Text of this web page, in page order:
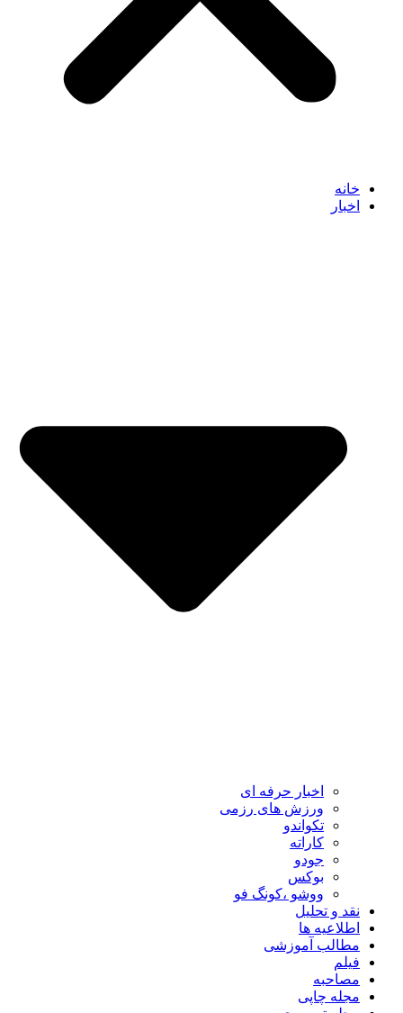
خانه
اخبار
اخبار حرفه ای
ورزش های رزمی
تکواندو
کاراته
جودو
بوکس
ووشو ،کونگ فو
نقد و تحلیل
اطلاعیه ها
مطالب آموزشی
فیلم
مصاحبه
مجله چاپی